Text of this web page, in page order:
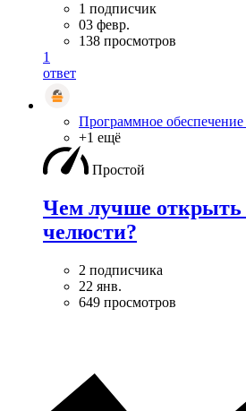
1 подписчик
03 февр.
138 просмотров
1
ответ
Программное
+1 ещё
Простой
Чем лучше
челюсти?
2 подписчика
22 янв.
649 просмотров